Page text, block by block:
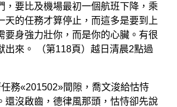
，要比及機場最初一個航班下降，乘
天的任務才算停止，而這多是要到上
要身強力壯你，而是你的心臟。有很
出來。 （第118頁）越日清晨2點過
務«201502»間隙，喬文浚給怙恃
還沒啟齒，德律風那頭，怙恃卻先說